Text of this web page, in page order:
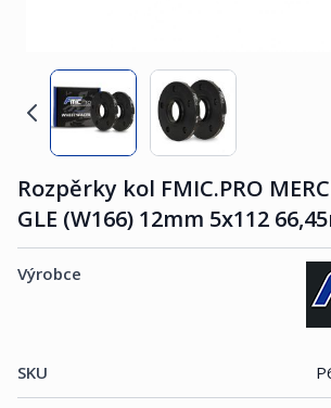
Rozpěrky kol FMIC.PRO
GLE (W166) 12mm 5x112
Výrobce
SKU